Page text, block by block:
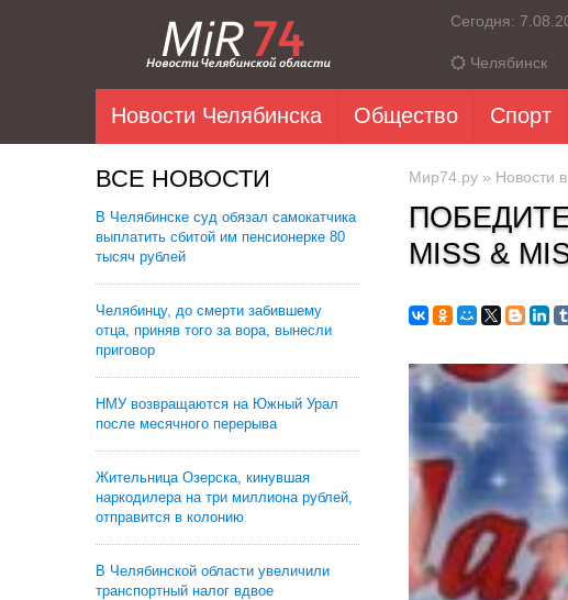
Сегодня:
Челябинск
Новости Челябинска Общество Спорт
ВСЕ НОВОСТИ
В Челябинске суд обязал самокатчика
выплатить сбитой им пенсионерке 80
тысяч рублей
Челябинцу, до смерти забившему
отца, приняв того за вора, вынесли
приговор
НМУ возвращаются на Южный Урал
после месячного перерыва
Жительница Озерска, кинувшая
наркодилера на три миллиона рублей,
отправится в колонию
В Челябинской области увеличили
транспортный налог вдвое
Мир74.ру » Новости
MISS &